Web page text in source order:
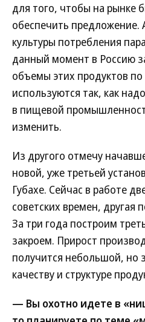
для того, чтобы на рынке
обеспечить предложение.
культуры потребления
данный момент в Россию
объемы этих продуктов
используются так, как
в пищевой
изменить.
Из другого отмечу
новой, уже третьей
Губахе. Сейчас в работе
советских времен, другая
За три года построим
закроем. Прирост
получится небольшой, но
качеству и структуре
— Вы охотно идете в